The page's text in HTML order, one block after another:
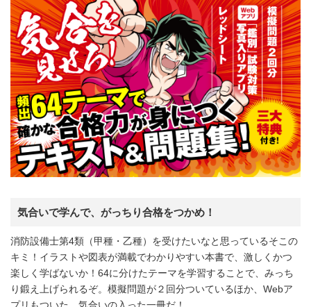
気合いで学んで、がっちり合格をつかめ！
消防設備士第4類（甲種・乙種）を受けたいなと思っているそこの
キミ！イラストや図表が満載でわかりやすい本書で、激しくかつ
楽しく学ばないか！64に分けたテーマを学習することで、みっち
り鍛え上げられるぞ。模擬問題が２回分ついているほか、Webア